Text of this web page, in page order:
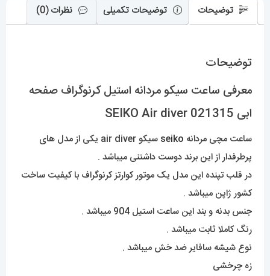
عدد
توضیحات توضیحات تکمیلی نظرات (0)
توضیحات
معرفی ساعت سیکو مردانه استیل کرنوگراف صفحه
ابی 021315 SEIKO Air diver
ساعت مچی مردانه seiko
سیکو air diver یکی از مدل های
پرطرفدار از این برند دوست داشتنی میباشد .
در قلب تپنده این مدل یک موتور کوارتز کرنوگراف با کیفیت ساخت
کشور ژاپن میباشد .
جنس بدنه و بند این ساعت استیل 904 میباشد .
رنگ کاملا ثابت میباشد .
نوع شیشه سافایر ضد خش میباشد .
زه چرخشی